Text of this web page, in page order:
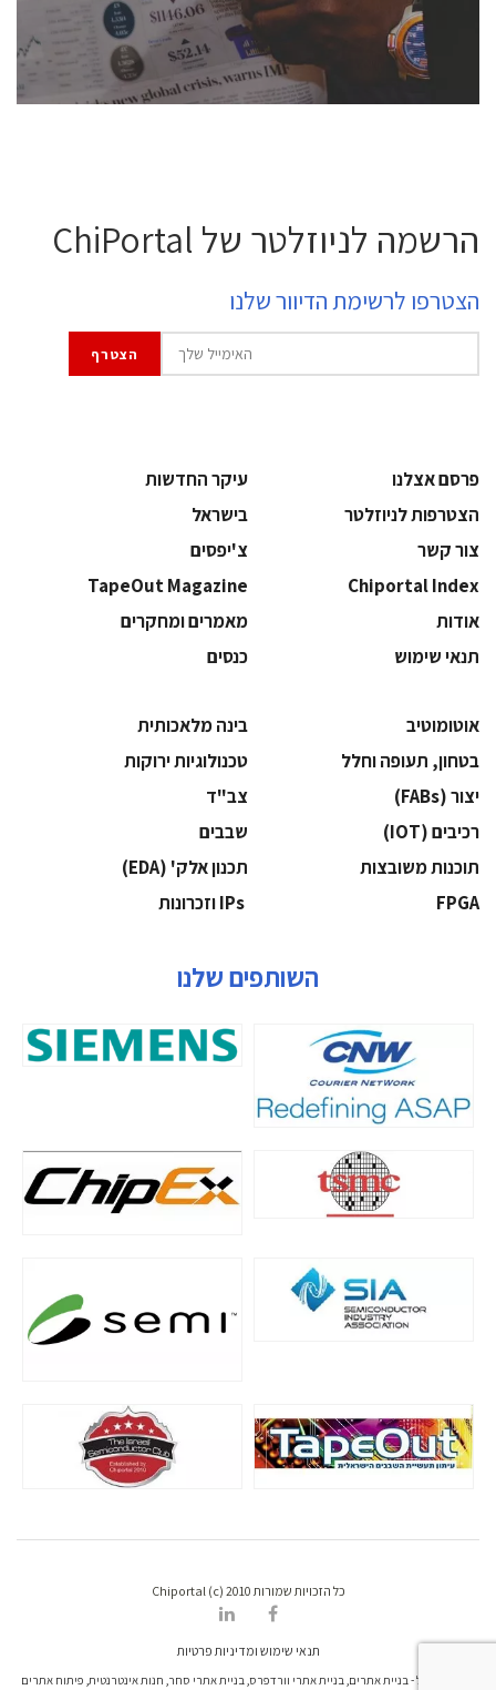
לחץ לפרטים
הרשמה לניוזלטר של ChiPortal
הצטרפו לרשימת הדיוור שלנו
פרסם אצלנו
עיקר החדשות
הצטרפות לניוזלטר
בישראל
צור קשר
צ'יפסים
Chiportal Index
TapeOut Magazine
אודות
מאמרים ומחקרים
תנאי שימוש
כנסים
אוטומוטיב
בינה מלאכותית
בטחון, תעופה וחלל
‫טכנולוגיות ירוקות‬
‫יצור (‪(FABs‬‬
‫צב"ד‬
‫רכיבים‬ (IOT)
‫שבבים‬
‫תוכנות משובצות‬
‫תכנון אלק' (‪(EDA‬‬
‫‪FPGA‬‬
השותפים שלנו
כל הזכויות שמורות Chiportal (c) 2010
תנאי שימוש ומדיניות פרטיות
דרונט דיגיטל - בניית אתרים, בניית אתרי וורדפרס, בניית אתרי סחר, חנות אינטרנטית, פיתוח אתרים